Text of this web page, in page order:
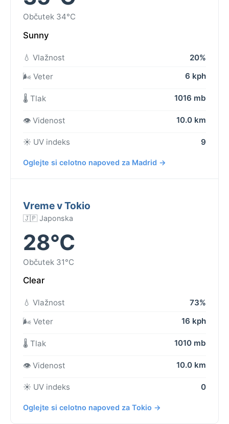
Občutek 34°C
Sunny
💧 Vlažnost
20%
🌬️ Veter
6 kph
🌡️ Tlak 1016 mb
👁️ Videnost 10.0 km
☀️ UV indeks 9
Oglejte si celotno napoved za Madrid →
Vreme v Tokio
🇯🇵 Japonska
28°C
Občutek 31°C
Clear
💧 Vlažnost
73%
🌬️ Veter
16 kph
🌡️ Tlak 1010 mb
👁️ Videnost 10.0 km
☀️ UV indeks 0
Oglejte si celotno napoved za Tokio →